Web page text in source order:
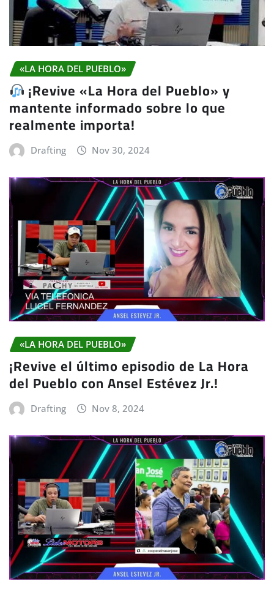
«LA HORA DEL PUEBLO»
¡Revive «La Hora del Pueblo» y
mantente informado sobre lo que
realmente importa!
Drafting Nov 30, 2024
«LA HORA DEL PUEBLO»
¡Revive el último episodio de La Hora
del Pueblo con Ansel Estévez Jr.!
Drafting Nov 8, 2024